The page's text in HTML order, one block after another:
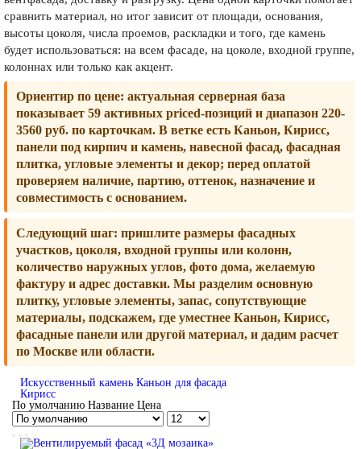
сравнить материал, но итог зависит от площади, основания,
высоты цоколя, числа проемов, раскладки и того, где камень
будет использоваться: на всем фасаде, на цоколе, входной группе,
колоннах или только как акцент.
Ориентир по цене: актуальная серверная база
показывает 59 активных priced-позиций и диапазон 220-
3560 руб. по карточкам. В ветке есть Каньон, Кирисс,
панели под кирпич и камень, навесной фасад, фасадная
плитка, угловые элементы и декор; перед оплатой
проверяем наличие, партию, оттенок, назначение и
совместимость с основанием.
Следующий шаг: пришлите размеры фасадных
участков, цоколя, входной группы или колонн,
количество наружных углов, фото дома, желаемую
фактуру и адрес доставки. Мы разделим основную
плитку, угловые элементы, запас, сопутствующие
материалы, подскажем, где уместнее Каньон, Кирисс,
фасадные панели или другой материал, и дадим расчет
по Москве или области.
Искусственный камень Каньон для фасада
Кирисс
По умолчанию Название Цена